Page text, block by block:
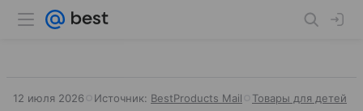
12 июля 2026 Источник: BestProducts Mail Товары для детей